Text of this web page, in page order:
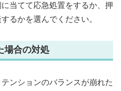
当てて応急処置をするか、押
るかを選んでください。
場合の対処
ンションのバランスが崩れた